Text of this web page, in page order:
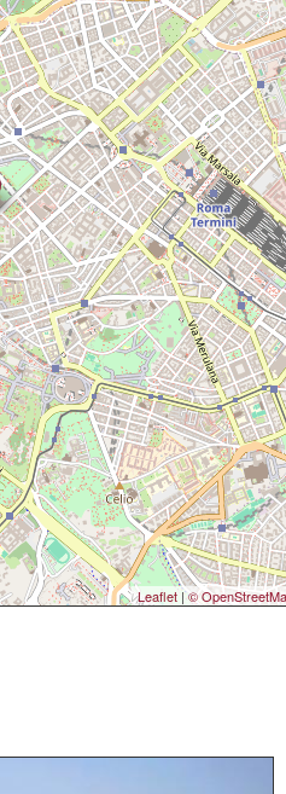
Leaflet|©